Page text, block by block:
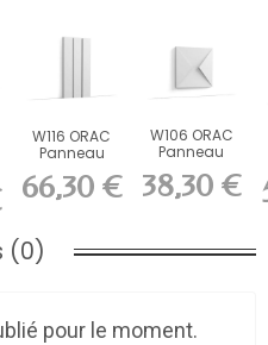
W116 ORAC
Panneau
mural 3D
Purotouch
L200...
66,30 €
W106 ORAC
Panneau
mural 3D
Purotouch
L33,3...
38,30 €
(0)
pour le moment.